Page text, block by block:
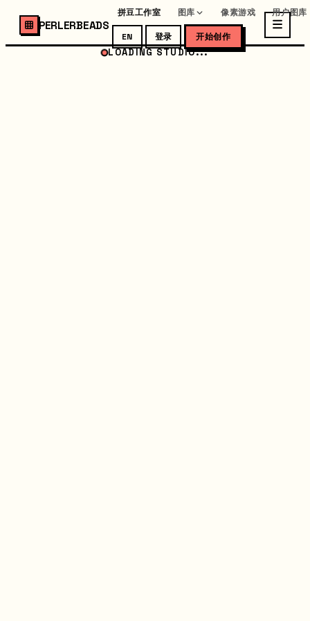
PERLERBEADS
拼豆工作室 图库 像素游戏 用户图库
EN 登录 开始创作
LOADING STUDIO...